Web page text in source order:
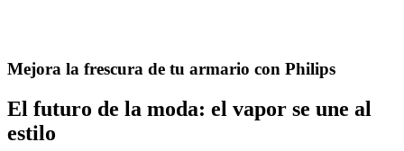
Mejora la frescura de tu armario con Philips
El futuro de la moda: el vapor se une al
estilo